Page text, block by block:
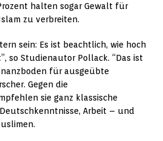
halten sogar Gewalt für
zu verbreiten.
sein: Es ist beachtlich, wie hoch
so Studienautor Pollack. “Das ist
für ausgeübte
Gegen die
sie ganz klassische
Arbeit – und